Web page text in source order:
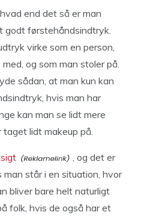
end det så er man
godt førstehåndsindtryk.
virke som en person,
og som man stoler på.
sådan, at man kun kan
hvis man har
kan man se lidt mere
lidt makeup på.
, og det er
man står i en situation, hvor
bliver bare helt naturligt
folk, hvis de også har et